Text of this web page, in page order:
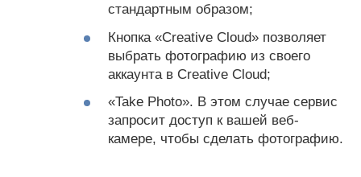
стандартным образом;
Кнопка «Creative Cloud» позволяет
выбрать фотографию из своего
аккаунта в Creative Cloud;
«Take Photo». В этом случае сервис
запросит доступ к вашей веб-
камере, чтобы сделать фотографию.